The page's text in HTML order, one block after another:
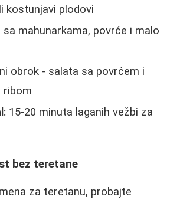
kostunjavi plodovi
sa mahunarkama, povrće i malo
obrok - salata sa povrćem i
ribom
15-20 minuta laganih vežbi za
bez teretane
za teretanu, probajte